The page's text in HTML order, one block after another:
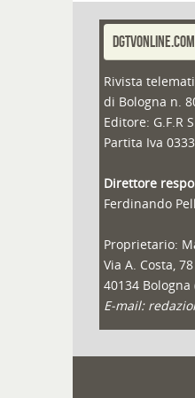
DGTVONLINE.COM
Rivista
di Bologna n.
Editore: G.F.R
Partita Iva
Direttore
Ferdinando
Proprietario:
Via A. Costa, 78
40134 Bologna
E-mail: